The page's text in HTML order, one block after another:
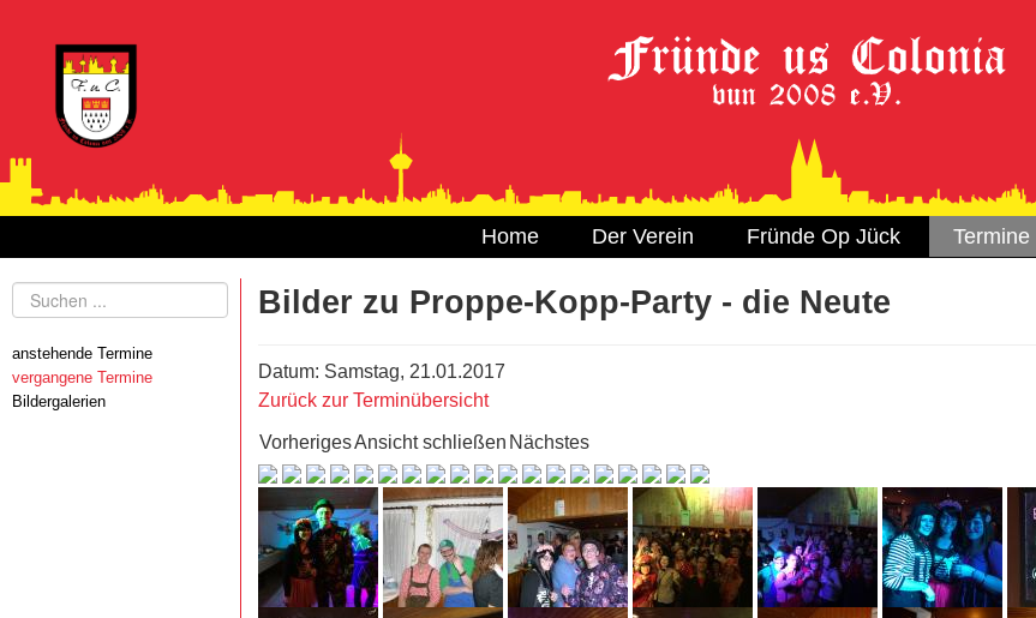
Home Der Verein Fründe Op Jück Termine
Suchen
...
anstehende Termine
vergangene Termine
Bildergalerien
Bilder zu Proppe-Kopp-Party - die Neute
Datum: Samstag, 21.01.2017
Zurück zur Terminübersicht
VorherigesAnsicht schließen Nächstes